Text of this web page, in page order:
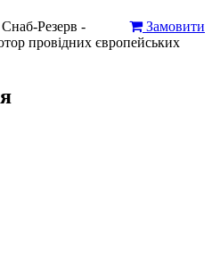
Замовити
Резерв -
провідних європейських